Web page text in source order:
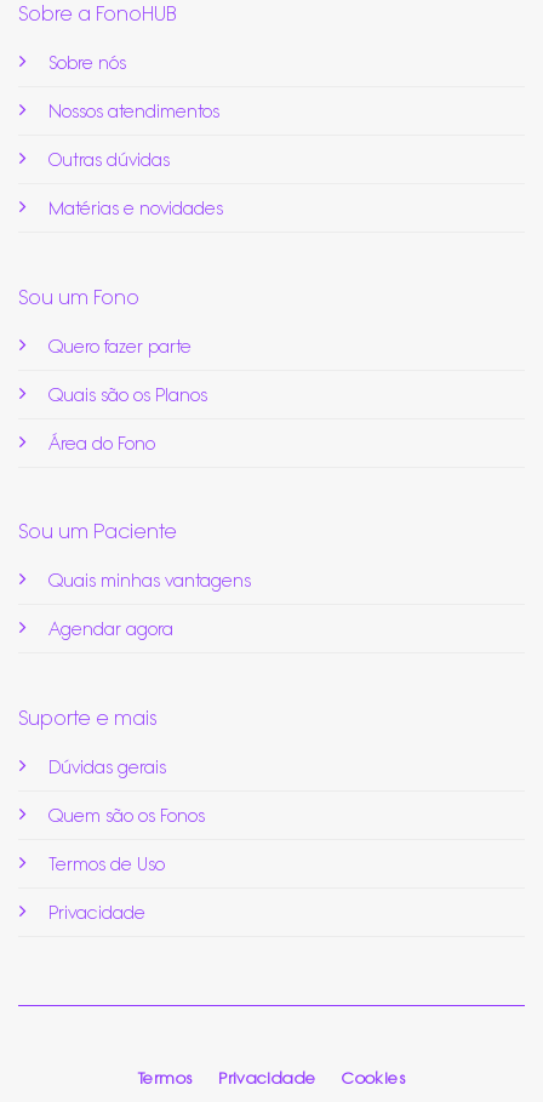
Sobre a FonoHUB
Sobre nós
Nossos atendimentos
Outras dúvidas
Matérias e novidades
Sou um Fono
Quero fazer parte
Quais são os Planos
Área do Fono
Sou um Paciente
Quais minhas vantagens
Agendar agora
Suporte e mais
Dúvidas gerais
Quem são os Fonos
Termos de Uso
Privacidade
Termos Privacidade Cookies